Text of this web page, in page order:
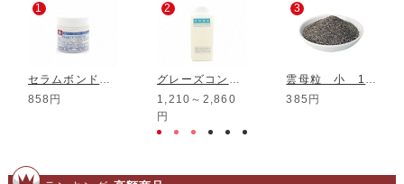
1
858円
2
1,210～2,860
円
3
385円